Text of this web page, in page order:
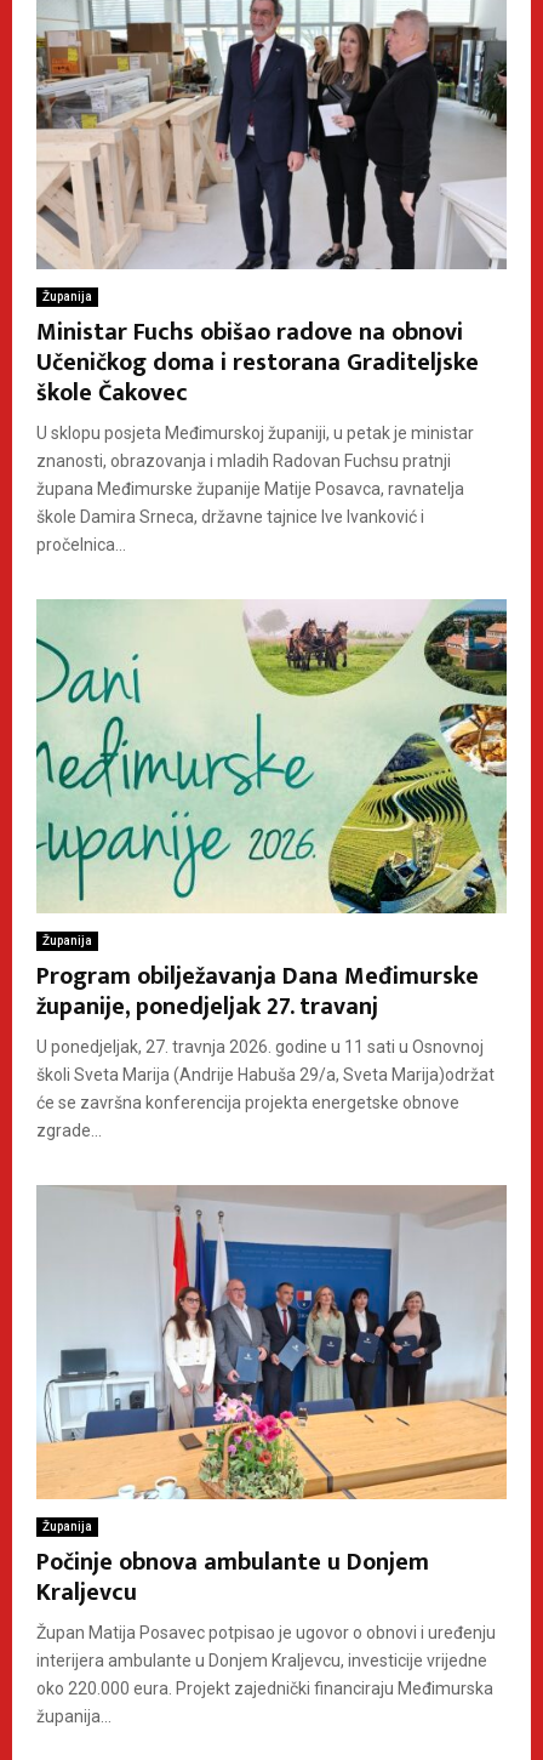
Županija
Ministar Fuchs obišao radove na obnovi
Učeničkog doma i restorana Graditeljske
škole Čakovec
U sklopu posjeta Međimurskoj županiji, u petak je ministar
znanosti, obrazovanja i mladih Radovan Fuchsu pratnji
župana Međimurske županije Matije Posavca, ravnatelja
škole Damira Srneca, državne tajnice Ive Ivanković i
pročelnica...
Županija
Program obilježavanja Dana Međimurske
županije, ponedjeljak 27. travanj
U ponedjeljak, 27. travnja 2026. godine u 11 sati u Osnovnoj
školi Sveta Marija (Andrije Habuša 29/a, Sveta Marija)održat
će se završna konferencija projekta energetske obnove
zgrade...
Županija
Počinje obnova ambulante u Donjem
Kraljevcu
Župan Matija Posavec potpisao je ugovor o obnovi i uređenju
interijera ambulante u Donjem Kraljevcu, investicije vrijedne
oko 220.000 eura. Projekt zajednički financiraju Međimurska
županija...